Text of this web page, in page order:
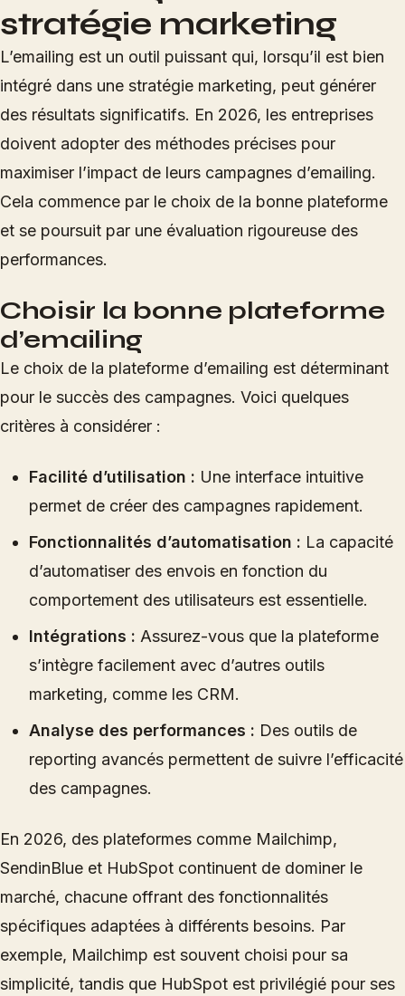
stratégie marketing
L’emailing est un outil puissant qui, lorsqu’il est bien
intégré dans une stratégie marketing, peut générer
des résultats significatifs. En 2026, les entreprises
doivent adopter des méthodes précises pour
maximiser l’impact de leurs campagnes d’emailing.
Cela commence par le choix de la bonne plateforme
et se poursuit par une évaluation rigoureuse des
performances.
Choisir la bonne plateforme
d’emailing
Le choix de la plateforme d’emailing est déterminant
pour le succès des campagnes. Voici quelques
critères à considérer :
Facilité d’utilisation : Une interface intuitive
permet de créer des campagnes rapidement.
Fonctionnalités d’automatisation : La capacité
d’automatiser des envois en fonction du
comportement des utilisateurs est essentielle.
Intégrations : Assurez-vous que la plateforme
s’intègre facilement avec d’autres outils
marketing, comme les CRM.
Analyse des performances : Des outils de
reporting avancés permettent de suivre l’efficacité
des campagnes.
En 2026, des plateformes comme Mailchimp,
SendinBlue et HubSpot continuent de dominer le
marché, chacune offrant des fonctionnalités
spécifiques adaptées à différents besoins. Par
exemple, Mailchimp est souvent choisi pour sa
simplicité, tandis que HubSpot est privilégié pour ses